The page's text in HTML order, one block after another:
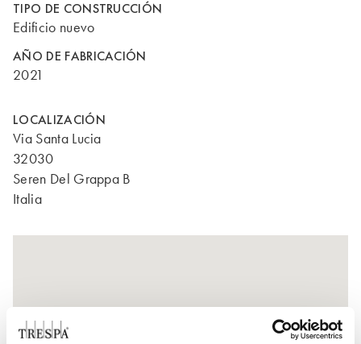
TIPO DE CONSTRUCCIÓN
Edificio nuevo
AÑO DE FABRICACIÓN
2021
LOCALIZACIÓN
Via Santa Lucia
32030
Seren Del Grappa B
Italia